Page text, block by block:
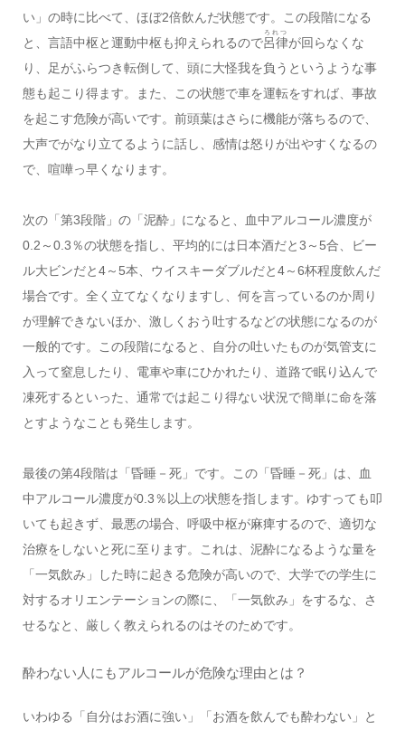
い」の時に比べて、ほぼ2倍飲んだ状態です。この段階になる
と、言語中枢と運動中枢も抑えられるので呂律
ろれつ
が回らなくな
り、足がふらつき転倒して、頭に大怪我を負うというような事
態も起こり得ます。また、この状態で車を運転をすれば、事故
を起こす危険が高いです。前頭葉はさらに機能が落ちるので、
大声でがなり立てるように話し、感情は怒りが出やすくなるの
で、喧嘩っ早くなります。
次の「第3段階」の「泥酔」になると、血中アルコール濃度が
0.2～0.3％の状態を指し、平均的には日本酒だと3～5合、ビー
ル大ビンだと4～5本、ウイスキーダブルだと4～6杯程度飲んだ
場合です。全く立てなくなりますし、何を言っているのか周り
が理解できないほか、激しくおう吐するなどの状態になるのが
一般的です。この段階になると、自分の吐いたものが気管支に
入って窒息したり、電車や車にひかれたり、道路で眠り込んで
凍死するといった、通常では起こり得ない状況で簡単に命を落
とすようなことも発生します。
最後の第4段階は「昏睡－死」です。この「昏睡－死」は、血
中アルコール濃度が0.3％以上の状態を指します。ゆすっても叩
いても起きず、最悪の場合、呼吸中枢が麻痺するので、適切な
治療をしないと死に至ります。これは、泥酔になるような量を
「一気飲み」した時に起きる危険が高いので、大学での学生に
対するオリエンテーションの際に、「一気飲み」をするな、さ
せるなと、厳しく教えられるのはそのためです。
酔わない人にもアルコールが危険な理由とは？
いわゆる「自分はお酒に強い」「お酒を飲んでも酔わない」と